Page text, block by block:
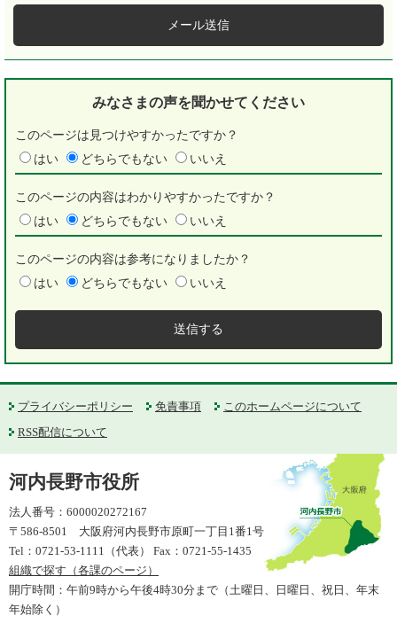
メール送信
みなさまの声を聞かせてください
このページは見つけやすかったですか？
はい
どちらでもない いいえ
このページの内容はわかりやすかったですか？
はい
どちらでもない いいえ
このページの内容は参考になりましたか？
はい
どちらでもない いいえ
プライバシーポリシー 免責事項
このホームページについて
RSS配信について
河内長野市役所
法人番号：6000020272167
〒586-8501 大阪府河内長野市原町一丁目1番1号
Tel：0721-53-1111（代表） Fax：0721-55-1435
組織で探す（各課のページ）
開庁時間：午前9時から午後4時30分まで（土曜日、日曜日、祝日、年末
年始除く）